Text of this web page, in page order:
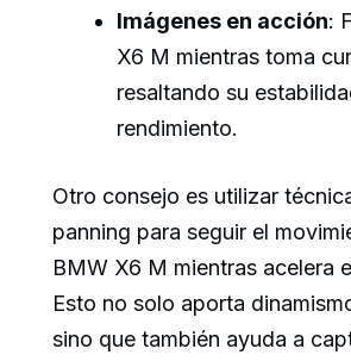
Imágenes en acción:
X6 M mientras toma
resaltando su
rendimiento.
Otro consejo es utilizar
panning para seguir el
BMW X6 M mientras acelera
Esto no solo aporta
sino que también ayuda a